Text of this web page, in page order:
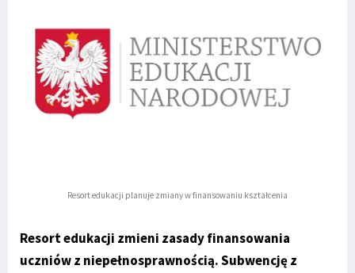
Resort edukacji planuje zmiany w finansowaniu kształcenia
Resort edukacji zmieni zasady finansowania
uczniów z niepełnosprawnością. Subwencję z